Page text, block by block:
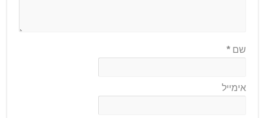
שם*
אימייל